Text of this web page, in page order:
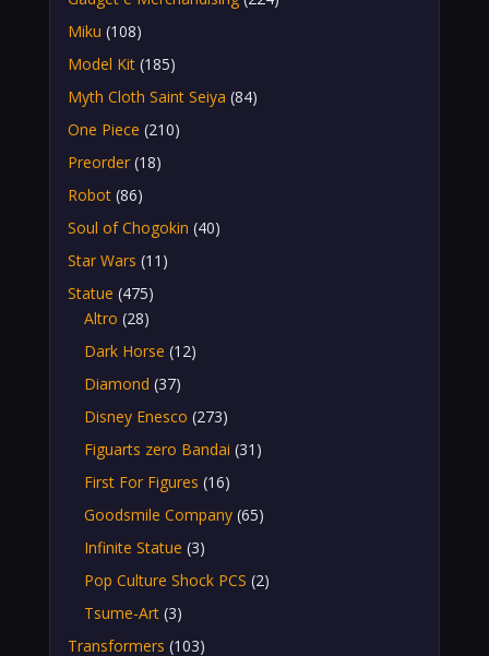
Miku (108)
Model Kit (185)
Myth Cloth Saint Seiya (84)
One Piece (210)
Preorder (18)
Robot (86)
Soul of Chogokin (40)
Star Wars (11)
Statue (475)
Altro (28)
Dark Horse (12)
Diamond (37)
Disney Enesco (273)
Figuarts zero Bandai (31)
First For Figures (16)
Goodsmile Company (65)
Infinite Statue (3)
Pop Culture Shock PCS (2)
Tsume-Art (3)
Transformers (103)